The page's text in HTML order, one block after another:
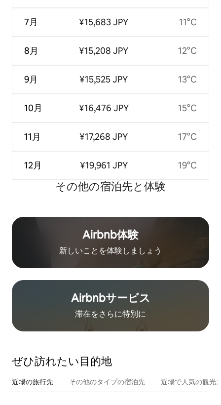
7月
8月
9月
10月
11月
12月
¥15,683 JPY
¥15,208 JPY
¥15,525 JPY
¥16,476 JPY
¥17,268 JPY
¥19,961 JPY
11°C
12°C
13°C
15°C
17°C
19°C
その他の宿⁠泊⁠先と体⁠験
Airbnb体験
新しいことを体験しましょう
Airbnb⁠サ⁠ー⁠ビ⁠ス
滞在をさ⁠ら⁠に特⁠別⁠に
ぜひ訪⁠れ⁠た⁠い目⁠的⁠地
近場の旅行先 その他のタ⁠イ⁠プ⁠の宿⁠泊⁠先 近場で人気の観光